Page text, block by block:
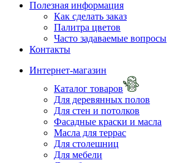
Полезная информация
Как сделать заказ
Палитра цветов
Часто задаваемые вопросы
Контакты
Интернет-магазин
Каталог товаров
Для деревянных полов
Для стен и потолков
Фасадные краски и масла
Масла для террас
Для столешниц
Для мебели